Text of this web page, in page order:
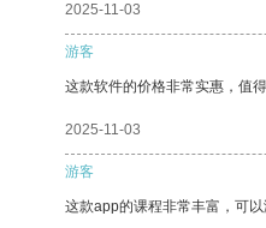
2025-11-03
游客
这款软件的价格非常实惠，值得
2025-11-03
游客
这款app的课程非常丰富，可